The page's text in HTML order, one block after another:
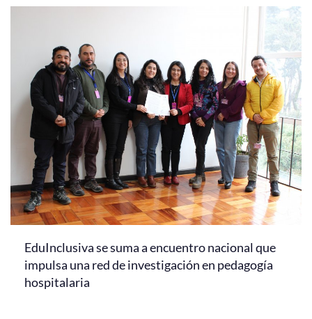
EduInclusiva se suma a encuentro nacional que
impulsa una red de investigación en pedagogía
hospitalaria